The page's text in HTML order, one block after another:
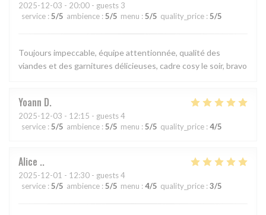
2025-12-03 - 20:00 - guests 3
service : 5/5 ambience : 5/5 menu : 5/5 quality_price : 5/5
Toujours impeccable, équipe attentionnée, qualité des
viandes et des garnitures délicieuses, cadre cosy le soir, bravo
Yoann D
2025-12-03 - 12:15 - guests 4
service : 5/5 ambience : 5/5 menu : 5/5 quality_price : 4/5
Alice .
2025-12-01 - 12:30 - guests 4
service : 5/5 ambience : 5/5 menu : 4/5 quality_price : 3/5